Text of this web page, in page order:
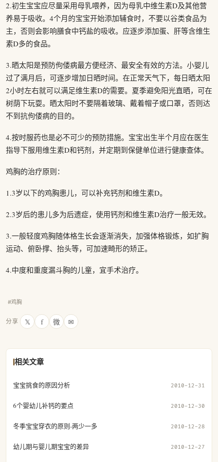
2.初生宝宝应尽量采用母乳喂养，因为母乳中维生素D及其他营
养易于吸收。4个月的宝宝开始添加辅食时，不要以谷类食品为
主，否则会影响膳食中钙盐的吸收。应逐步添加蛋、肝等含维生
素D多的食品。
3.晒太阳是预防佝偻病最方便经济、最安全有效的方法。小婴儿
过了满月后，可逐步增加日晒时间。在正常天气下，每日晒太阳
2小时左右就可以满足维生素D的需要。夏季避免阳光直晒，可在
树荫下玩耍。晒太阳时不要隔着玻璃、戴着帽子或口罩，否则达
不到抗佝偻病的目的。
4.按时服药也是必不可少的预防措施。宝宝出生半个月应在医生
指导下服用维生素D和钙剂，并定期到保健单位进行健康查体。
鸡胸的治疗原则：
1.3岁以下的鸡胸患儿，可以补充钙剂和维生素D。
2.3岁后的患儿多为后遗症，使用钙剂和维生素D治疗一般无效。
3.一般轻度鸡胸随体格生长会逐渐消失，加强体格锻炼，如扩胸
运动、俯卧撑、抬头等，可加速畸形的矫正。
4.中度和重度漏斗胸的儿童，宜手术治疗。
#鸡胸
分享 𝕏 f 微 ✉
相关文章
宝宝挑食的原因分析 2010-12-31
6个婴幼儿补钙的要点 2010-12-30
冬季宝宝穿衣的原则-两少一多 2010-12-28
幼儿期与婴儿期宝宝的差异 2010-12-27